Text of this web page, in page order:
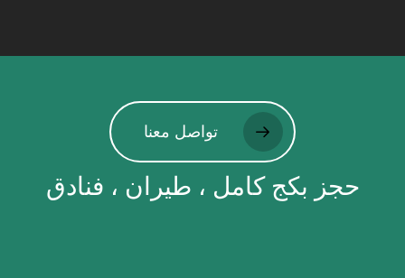
تواصل معنا
حجز بكج كامل ، طيران ، فنادق